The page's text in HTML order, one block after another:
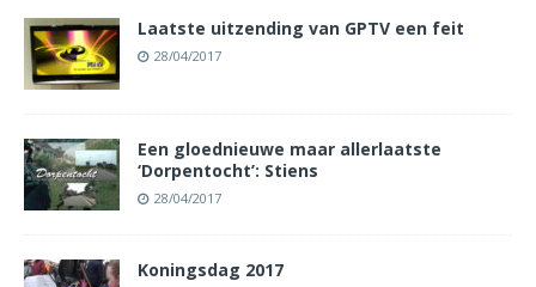
Laatste uitzending van GPTV een feit
28/04/2017
Een gloednieuwe maar allerlaatste
‘Dorpentocht’: Stiens
28/04/2017
Koningsdag 2017